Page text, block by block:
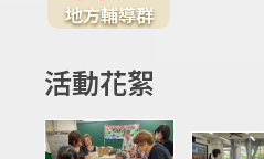
地方輔導群
活動花絮